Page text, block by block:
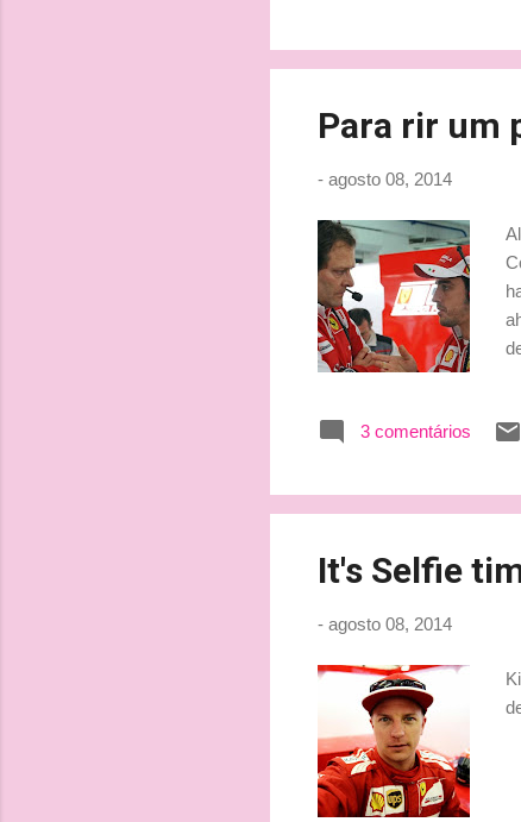
Para rir um
- agosto 08, 2014
3 comentários
It's Selfie
- agosto 08, 2014